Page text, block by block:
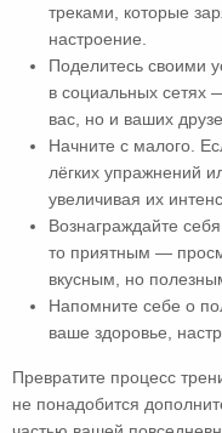
треками, которые
настроение.
Поделитесь своими
в социальных сетях
вас, но и ваших
Начните с малого.
лёгких упражнений
увеличивая их
Вознаграждайте
то приятным —
вкусным, но
Напомните себе о
ваше здоровье,
Превратите процесс
не понадобится